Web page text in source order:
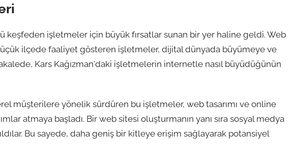
keşfeden işletmeler için büyük fırsatlar sunan bir yer haline geldi. Web
ilçede faaliyet gösteren işletmeler, dijital dünyada büyümeye ve
Kars Kağızman'daki işletmelerin internetle nasıl büyüdüğünün
müşterilere yönelik sürdüren bu işletmeler, web tasarımı ve online
atmaya başladı. Bir web sitesi oluşturmanın yanı sıra sosyal medya
Bu sayede, daha geniş bir kitleye erişim sağlayarak potansiyel